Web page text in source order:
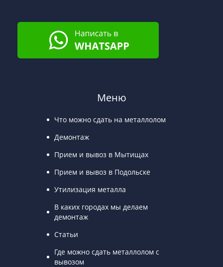
Меню
Что можно сдать на металлолом
Демонтаж
Прием и вывоз в Мытищах
Прием и вывоз в Подольске
Утилизация металла
В каких городах мы делаем
демонтаж
Статьи
Где можно сдать металлолом с
вывозом